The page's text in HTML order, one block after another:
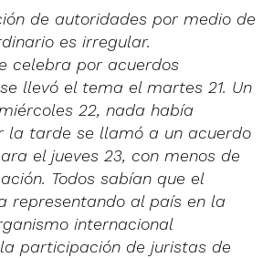
de autoridades por medio de
es irregular.
celebra por acuerdos
llevó el tema el martes 21. Un
22, nada había
la tarde se llamó a un acuerdo
el jueves 23, con menos de
Todos sabían que el
representando al país en la
internacional
la participación de juristas de